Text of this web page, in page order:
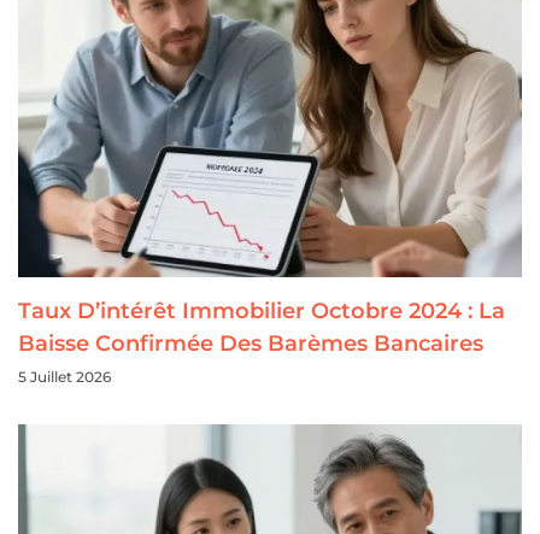
Taux D’intérêt Immobilier Octobre 2024 : La
Baisse Confirmée Des Barèmes Bancaires
5 Juillet 2026